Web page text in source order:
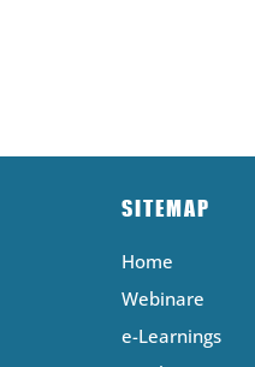
SITEMAP
Home
Webinare
e-Learnings